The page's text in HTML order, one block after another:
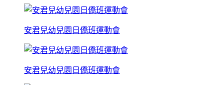
安君兒幼兒園日僑班運動會
安君兒幼兒園日僑班運動會